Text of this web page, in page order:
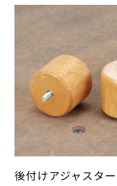
後付けアジャスタ